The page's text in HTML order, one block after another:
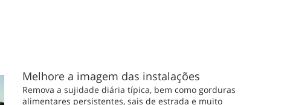
Melhore a imagem das instalações
Remova a sujidade diária típica, bem como gorduras
alimentares persistentes, sais de estrada e muito